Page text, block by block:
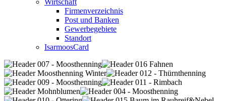
Wirtschaft
Firmenverzeichnis
Post und Banken
Gewerbegebiete
Standort
IsarmoosCard